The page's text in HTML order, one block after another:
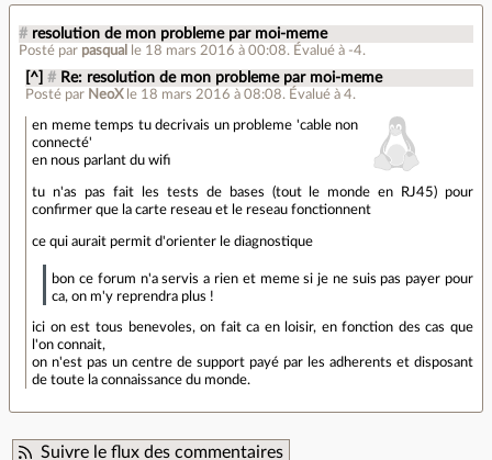
# resolution de mon probleme par moi-meme
Posté par pasqual le 18 mars 2016 à 00:08. Évalué à -4.
[^] # Re: resolution de mon probleme par moi-meme
Posté par NeoX le 18 mars 2016 à 08:08. Évalué à4.
en meme temps tu decrivais un probleme 'cable non
connecté'
en nous parlant du wifi
tu n'as pas fait les tests de bases (tout le monde en RJ45) pour
confirmer que la carte reseau et le reseau fonctionnent
ce qui aurait permit d'orienter le diagnostique
bon ce forum n'a servis a rien et meme si je ne suis pas payer pour
ca, on m'y reprendra plus !
ici on est tous benevoles, on fait ca en loisir, en fonction des cas que
l'on connait,
on n'est pas un centre de support payé par les adherents et disposant
de toute la connaissance du monde.
Suivre le flux des commentaires